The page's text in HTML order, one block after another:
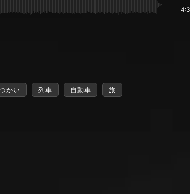
かい 列車 自動車 旅